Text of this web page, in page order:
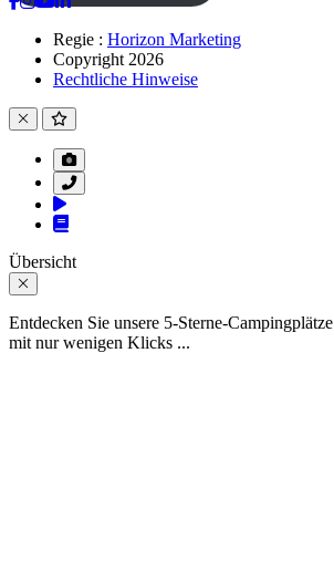
Regie : Horizon Marketing
Copyright 2026
Rechtliche Hinweise
Übersicht
Entdecken Sie unsere 5-Sterne-Campingplätze
mit nur wenigen Klicks ...